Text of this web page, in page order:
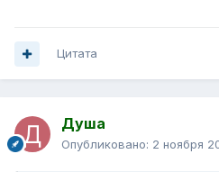
Цитата
Душа
Опубликовано: 2 ноября